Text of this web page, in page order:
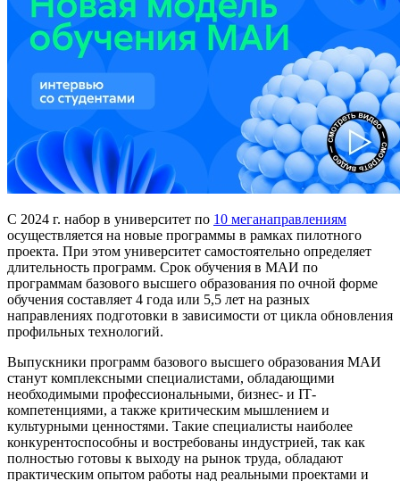
С 2024 г. набор в университет по 10 меганаправлениям
осуществляется на новые программы в рамках пилотного
проекта. При этом университет самостоятельно определяет
длительность программ. Срок обучения в МАИ по
программам базового высшего образования по очной форме
обучения составляет 4 года или 5,5 лет на разных
направлениях подготовки в зависимости от цикла обновления
профильных технологий.
Выпускники программ базового высшего образования МАИ
станут комплексными специалистами, обладающими
необходимыми профессиональными, бизнес- и IТ-
компетенциями, а также критическим мышлением и
культурными ценностями. Такие специалисты наиболее
конкурентоспособны и востребованы индустрией, так как
полностью готовы к выходу на рынок труда, обладают
практическим опытом работы над реальными проектами и